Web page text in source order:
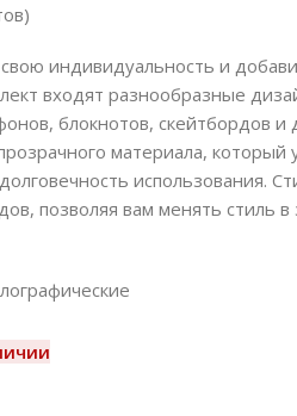
индивидуальность и
входят разнообразные
блокнотов, скейтбордов и
материала, который
использования.
позволяя вам менять стиль в